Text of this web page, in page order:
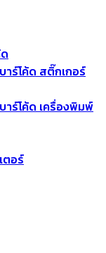
าร์โค้ด สติ๊กเกอร์
าร์โค้ด เครื่องพิมพ์
ตอร์